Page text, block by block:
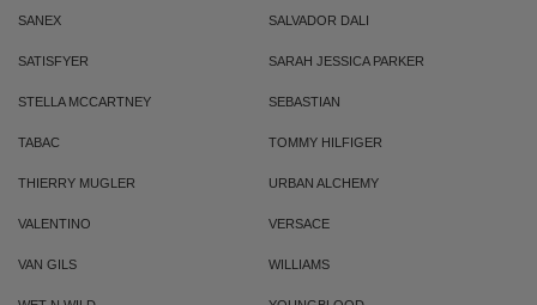
SANEX SALVADOR DALI
SATISFYER SARAH JESSICA PARKER
STELLA MCCARTNEY SEBASTIAN
TABAC TOMMY HILFIGER
THIERRY MUGLER URBAN ALCHEMY
VALENTINO VERSACE
VAN GILS WILLIAMS